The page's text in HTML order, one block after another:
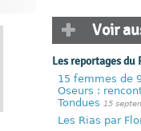
Voir
Les reportages du
15 femmes de
Oseurs :
Tondues 15
Les Rias par